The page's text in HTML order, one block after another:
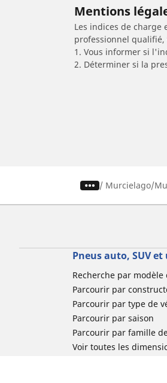
Mentions
Les indices de
professionnel
1. Vous informer si
2. Déterminer si la
/ Murcielago
Pneus auto, SUV
Recherche par
Parcourir par
Parcourir par type de
Parcourir par saison
Parcourir par famille
Voir toutes les